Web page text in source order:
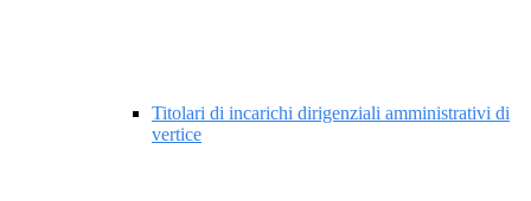
Titolari di incarichi dirigenziali amministrativi di
vertice